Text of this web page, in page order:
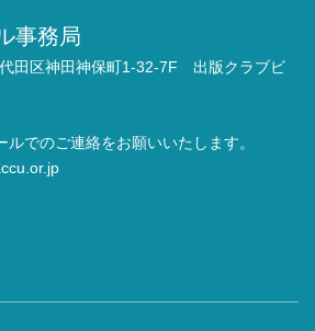
事務局
田区神田神保町1-32-7F 出版クラブビ
でのご連絡をお願いいたします。